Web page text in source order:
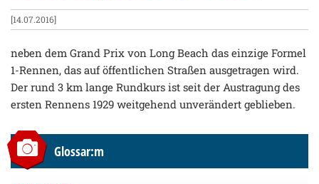
[14.07.2016]
neben dem Grand Prix von Long Beach das einzige Formel
1-Rennen, das auf öffentlichen Straßen ausgetragen wird.
Der rund 3 km lange Rundkurs ist seit der Austragung des
ersten Rennens 1929 weitgehend unverändert geblieben.
Glossar:m